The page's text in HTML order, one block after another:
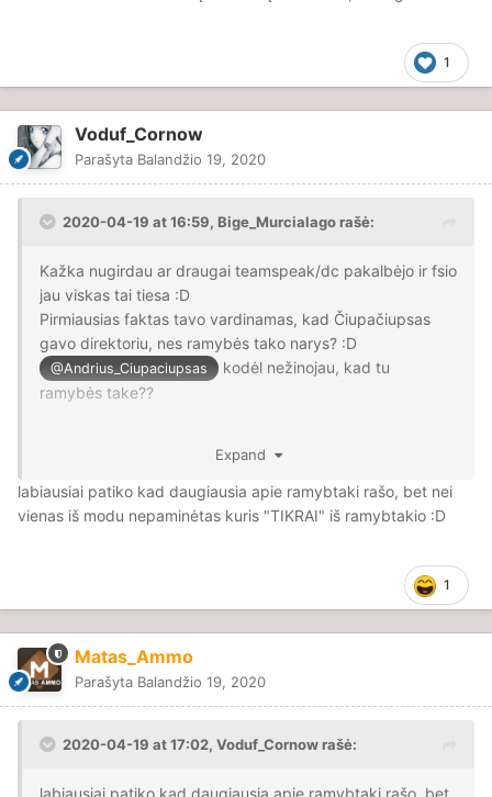
1
Voduf_Cornow
Parašyta Balandžio 19, 2020
2020-04-19 at 16:59, Bige_Murcialagorašė:
Kažka nugirdau ar draugai teamspeak/dc pakalbėjo ir fsio
jau viskas tai tiesa :D
Pirmiausias faktas tavo vardinamas, kad Čiupačiupsas
gavo direktoriu, nes ramybės tako narys? :D
@Andrius_Ciupaciupsas
kodėl nežinojau, kad tu
ramybės take??
• Jei Juška išrinktų žmonės pats į komandą pagalvok,
kas būtų jei pakliūtu žmogus kuris negalės dirbti kartu su
netinkamas žmogus). Iškarto komandoje kiltų pykčiai ir
efektyvumui.
Pakabintas vėlyvas per rinkimus.
• Mes su @Brandon_James
, per kalėdas uždėjom prie
negavom direktoriaus? Šitas faktas apie pastatymus yra
Expand
labiausiai patiko kad daugiausia apie ramybtaki rašo, bet nei
vienas iš modu nepaminėtas kuris "TIKRAI" iš ramybtakio :D
1
Matas_Ammo
Parašyta Balandžio 19, 2020
2020-04-19 at 17:02, Voduf_Cornowrašė: